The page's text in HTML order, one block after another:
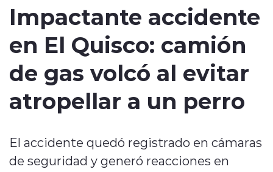
modo claro
Impactante accidente
en El Quisco: camión
de gas volcó al evitar
atropellar a un perro
El accidente quedó registrado en cámaras
de seguridad y generó reacciones en